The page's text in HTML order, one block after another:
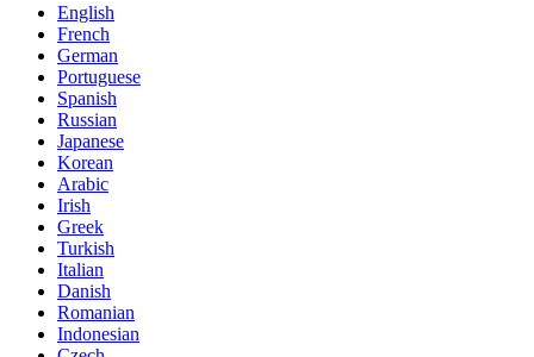
English
French
German
Portuguese
Spanish
Russian
Japanese
Korean
Arabic
Irish
Greek
Turkish
Italian
Danish
Romanian
Indonesian